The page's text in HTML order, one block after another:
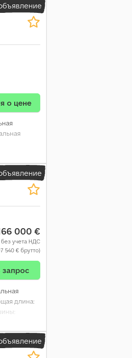
о цене
000 €
учета НДС
540 € брутто)
запрос
длина: